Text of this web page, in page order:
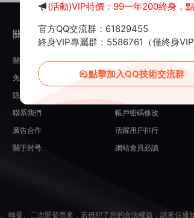
關于我們
關于我們
免責申明
隐私政策
聯系我們
廣告合作
關于封号
服務支持
在線開通會員
源碼投稿發布
帳戶密碼修改
活躍用戶排行
網站會員必讀
轉發、二次開發而來，若侵犯了您的合法權益，請來信通
(活動)VIP特價：99一年200終身，
官方QQ交流群：61829455
終身VIP專屬群：5586761（僅終身VIP
點擊加入QQ技術交流群